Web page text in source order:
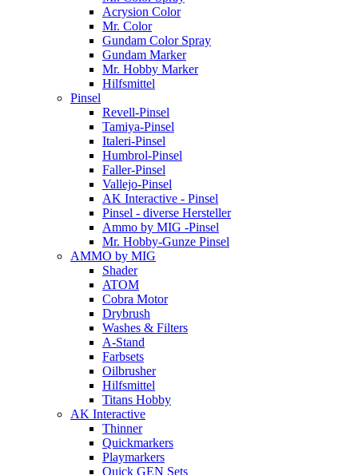
Acrysion Color
Mr. Color
Gundam Color Spray
Gundam Marker
Mr. Hobby Marker
Hilfsmittel
Pinsel
Revell-Pinsel
Tamiya-Pinsel
Italeri-Pinsel
Humbrol-Pinsel
Faller-Pinsel
Vallejo-Pinsel
AK Interactive - Pinsel
Pinsel - diverse Hersteller
Ammo by MIG -Pinsel
Mr. Hobby-Gunze Pinsel
AMMO by MIG
Shader
ATOM
Cobra Motor
Drybrush
Washes & Filters
A-Stand
Farbsets
Oilbrusher
Hilfsmittel
Titans Hobby
AK Interactive
Thinner
Quickmarkers
Playmarkers
Quick GEN Sets